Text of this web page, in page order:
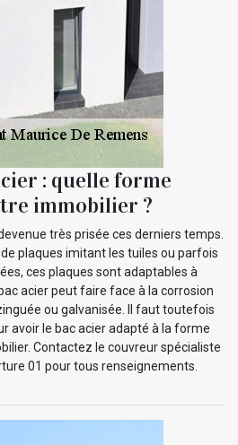
: quelle forme
immobilier ?
très prisée ces derniers temps.
plaques imitant les tuiles ou parfois
ces plaques sont adaptables à
acier peut faire face à la corrosion
ou galvanisée. Il faut toutefois
avoir le bac acier adapté à la forme
Contactez le couvreur spécialiste
01 pour tous renseignements.